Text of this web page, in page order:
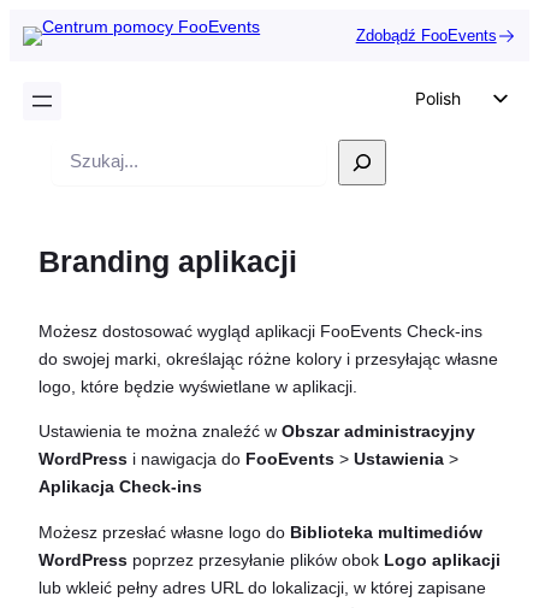
Zdobądź FooEvents
Polish
Portuguese
French
Greek
Wyszukiwanie
Branding aplikacji
Możesz dostosować wygląd aplikacji FooEvents Check-ins
do swojej marki, określając różne kolory i przesyłając własne
logo, które będzie wyświetlane w aplikacji.
Ustawienia te można znaleźć w Obszar administracyjny
WordPress i nawigacja do FooEvents > Ustawienia >
Aplikacja Check-ins
Możesz przesłać własne logo do Biblioteka multimediów
WordPress poprzez przesyłanie plików obok Logo aplikacji
lub wkleić pełny adres URL do lokalizacji, w której zapisane